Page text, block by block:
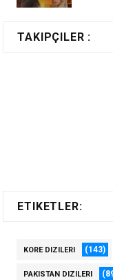
TAKIPÇILER :
ETIKETLER:
KORE DIZILERI (143)
PAKISTAN DIZILERI